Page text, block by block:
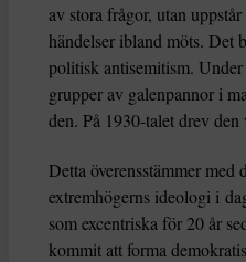
av stora frågor, utan
händelser ibland möts. Det
politisk antisemitism.
grupper av galenpannor i
den. På 1930-talet drev
Detta överensstämmer med
extremhögerns ideologi i
som excentriska för 20 år
kommit att forma